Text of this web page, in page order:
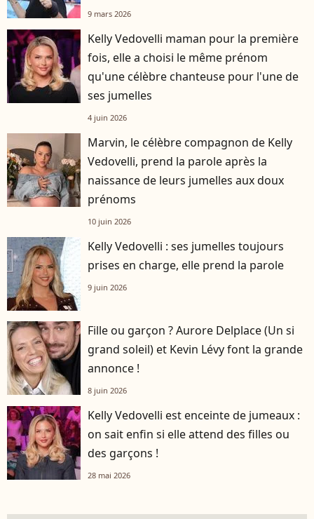
9 mars 2026
Kelly Vedovelli maman pour la première
fois, elle a choisi le même prénom
qu'une célèbre chanteuse pour l'une de
ses jumelles
4 juin 2026
Marvin, le célèbre compagnon de Kelly
Vedovelli, prend la parole après la
naissance de leurs jumelles aux doux
prénoms
10 juin 2026
Kelly Vedovelli : ses jumelles toujours
prises en charge, elle prend la parole
9 juin 2026
Fille ou garçon ? Aurore Delplace (Un si
grand soleil) et Kevin Lévy font la grande
annonce !
8 juin 2026
Kelly Vedovelli est enceinte de jumeaux :
on sait enfin si elle attend des filles ou
des garçons !
28 mai 2026